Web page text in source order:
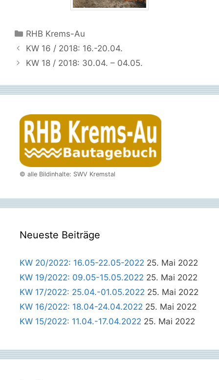
Kategorien
RHB Krems-Au
KW 16 / 2018: 16.-20.04.
KW 18 / 2018: 30.04. – 04.05.
© alle Bildinhalte: SWV Kremstal
Neueste Beiträge
KW 20/2022: 16.05-22.05-2022 25. Mai 2022
KW 19/2022: 09.05-15.05.2022 25. Mai 2022
KW 17/2022: 25.04.-01.05.2022 25. Mai 2022
KW 16/2022: 18.04-24.04.2022 25. Mai 2022
KW 15/2022: 11.04.-17.04.2022 25. Mai 2022